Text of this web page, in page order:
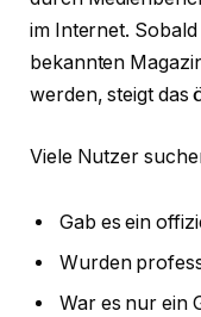
im Internet.
bekannten
werden, steigt das
Viele Nutzer
Gab es ein
Wurden
War es nur ein